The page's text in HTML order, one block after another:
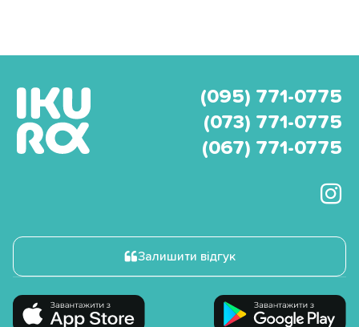
(095) 771-0775
(073) 771-0775
(067) 771-0775
Залишити відгук